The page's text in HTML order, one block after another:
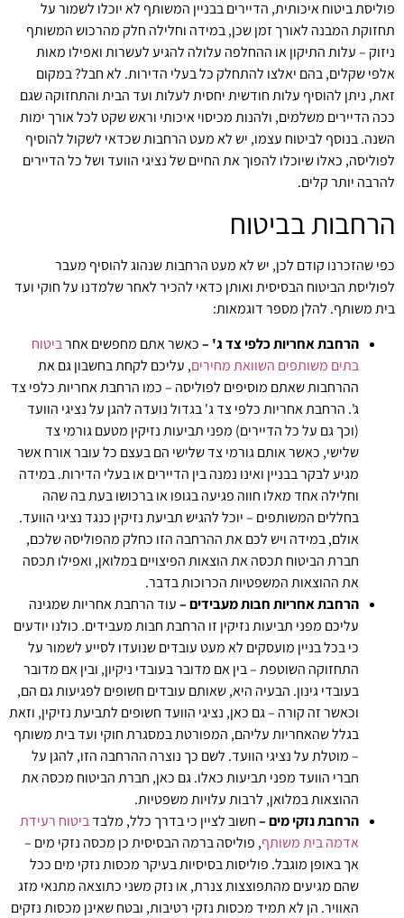
פוליסת ביטוח איכותית, הדיירים בבניין המשותף לא יוכלו לשמור על
תחזוקת המבנה לאורך זמן שכן, במידה וחלילה חלק מהרכוש המשותף
ניזוק – עלות התיקון או ההחלפה עלולה להגיע לעשרות ואפילו מאות
אלפי שקלים, בהם יאלצו להתחלק כל בעלי הדירות. לא חבל? במקום
זאת, ניתן להוסיף עלות חודשית יחסית לעלות ועד הבית והתחזוקה שגם
ככה הדיירים משלמים, ולהנות מכיסוי איכותי וראש שקט לכל אורך ימות
השנה. בנוסף לביטוח עצמו, יש לא מעט הרחבות שכדאי לשקול להוסיף
לפוליסה, כאלו שיוכלו להפוך את החיים של נציגי הוועד ושל כל הדיירים
להרבה יותר קלים.
הרחבות בביטוח
כפי שהזכרנו קודם לכן, יש לא מעט הרחבות שנהוג להוסיף מעבר
לפוליסת הביטוח הבסיסית ואותן כדאי להכיר לאחר שלמדנו על חוקי ועד
בית משותף. להלן מספר דוגמאות:
הרחבת אחריות כלפי צד ג' –כאשר אתם מחפשים אחרביטוח
בתים משותפים השוואת מחירים, עליכם לקחת בחשבון גם את
ההרחבות שאתם מוסיפים לפוליסה – כמו הרחבת אחריות כלפי צד
ג'. הרחבת אחריות כלפי צד ג' בגדול נועדה להגן על נציגי הוועד
(וכך גם על כל הדיירים) מפני תביעות נזיקין מטעם גורמי צד
שלישי, כאשר אותם גורמי צד שלישי הם בעצם כל עובר אורח אשר
מגיע לבקר בבניין ואינו נמנה בין הדיירים או בעלי הדירות. במידה
וחלילה אחד מאלו חווה פגיעה בגופו או ברכושו בעת בה שהה
בחללים המשותפים – יוכל להגיש תביעת נזיקין כנגד נציגי הוועד.
אולם, במידה ויש לכם את ההרחבה הזו כחלק מהפוליסה שלכם,
חברת הביטוח תכסה את הוצאות הפיצויים במלואן, ואפילו תכסה
את ההוצאות המשפטיות הכרוכות בדבר.
הרחבת אחריות חבות מעבידים –עוד הרחבת אחריות שמגינה
עליכם מפני תביעות נזיקין זו הרחבת חבות מעבידים. כולנו יודעים
כי בכל בניין מועסקים לא מעט עובדים שנועדו לסייע לשמור על
התחזוקה השוטפת – בין אם מדובר בעובדי ניקיון, ובין אם מדובר
בעובדי גינון. הבעיה היא, שאותם עובדים חשופים לפגיעות גם הם,
וכאשר זה קורה – גם כאן, נציגי הוועד חשופים לתביעת נזיקין, וזאת
בגלל שהאחריות עליהם, המפורטת במסגרת חוקי ועד בית משותף
– מוטלת על נציגי הוועד. לשם כך נוצרה ההרחבה הזו, להגן על
חברי הוועד מפני תביעות כאלו. גם כאן, חברת הביטוח מכסה את
ההוצאות במלואן, לרבות עלויות משפטיות.
הרחבת נזקי מים –חשוב לציין כי בדרך כלל, מלבדביטוח רעידת
אדמה בית משותף, פוליסה ברמה הבסיסית כן מכסה נזקי מים –
אך באופן מוגבל. פוליסות בסיסיות בעיקר מכסות נזקי מים ככל
שהם מגיעים מהתפוצצות צנרת, או נזק משני כתוצאה מתנאי מזג
האוויר. הן לא תמיד מכסות נזקי רטיבות, ובטח שאינן מכסות נזקים